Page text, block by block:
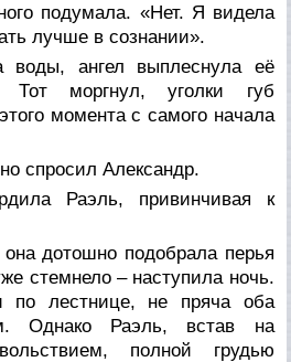
подумала. «Нет. Я видела
лучше в сознании».
воды, ангел выплеснула её
моргнул, уголки губ
момента с самого начала
спросил Александр.
Раэль, привинчивая к
дотошно подобрала перья
стемнело – наступила ночь.
по лестнице, не пряча оба
Однако Раэль, встав на
полной грудью